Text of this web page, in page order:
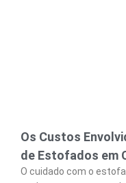
Os Custos
de Estofados em
O cuidado com o